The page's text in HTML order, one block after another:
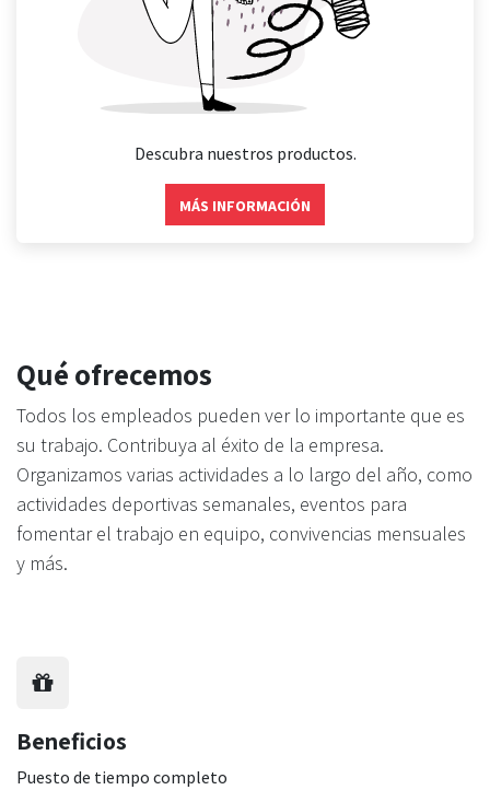
Descubra nuestros productos.
MÁS INFORMACIÓN
Qué ofrecemos
Todos los empleados pueden ver lo importante que es
su trabajo. Contribuya al éxito de la empresa.
Organizamos varias actividades a lo largo del año, como
actividades deportivas semanales, eventos para
fomentar el trabajo en equipo, convivencias mensuales
y más.
Beneficios
Puesto de tiempo completo